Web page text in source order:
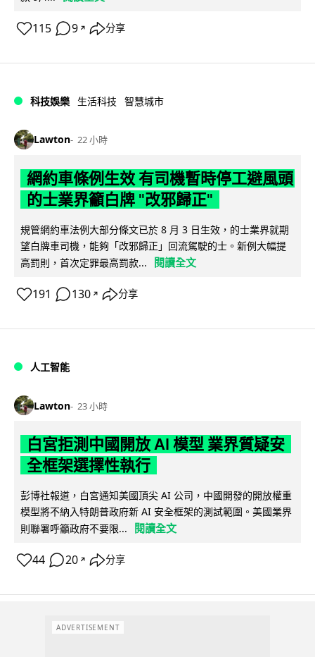
115 9 ↗ 分享
科技娛樂 生活科技 智慧城市
Lawton 22 小時
網約車條例生效 有司機暫時停工避風頭
的士業界籲白牌 "改邪歸正"
規管網約車法例大部分條文已於 8 月 3 日生效，的士業界就期
望白牌車司機，能夠「改邪歸正」回流駕駛的士。新例大幅提
高罰則，首次定罪最高罰款...
閱讀全文
191 130 ↗ 分享
人工智能
Lawton 23 小時
白宮拒測中國開放 AI 模型 業界質疑安
全框架選擇性執行
彭博社報道，白宮通知美國頂尖 AI 公司，中國開發的開放權重
模型將不納入特朗普政府新 AI 安全框架的測試範圍。美國業界
則聯署呼籲政府不要限...
閱讀全文
44 20 ↗ 分享
ADVERTISEMENT